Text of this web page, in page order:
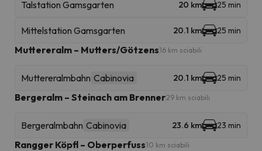
Talstation Gamsgarten 20 km 25 min
Mittelstation Gamsgarten 20.1 km 25 min
Muttereralm – Mutters/Götzens16 km sciabili
Muttereralmbahn Cabinovia 20.1 km 25 min
Bergeralm – Steinach am Brenner29 km sciabili
Bergeralmbahn Cabinovia 23.6 km 23 min
Rangger Köpfl – Oberperfuss10 km sciabili